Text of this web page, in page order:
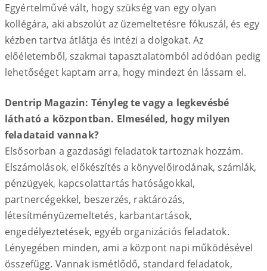
Egyértelművé vált, hogy szükség van egy olyan
kollégára, aki abszolút az üzemeltetésre fókuszál, és egy
kézben tartva átlátja és intézi a dolgokat. Az
előéletemből, szakmai tapasztalatomból adódóan pedig
lehetőséget kaptam arra, hogy mindezt én lássam el.
Dentrip Magazin: Tényleg te vagy a legkevésbé
látható a központban. Elmeséled, hogy milyen
feladataid vannak?
Elsősorban a gazdasági feladatok tartoznak hozzám.
Elszámolások, előkészítés a könyvelőirodának, számlák,
pénzügyek, kapcsolattartás hatóságokkal,
partnercégekkel, beszerzés, raktározás,
létesítményüzemeltetés, karbantartások,
engedélyeztetések, egyéb organizációs feladatok.
Lényegében minden, ami a központ napi működésével
összefügg. Vannak ismétlődő, standard feladatok,